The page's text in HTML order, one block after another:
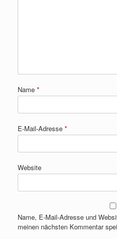
Name *
E-Mail-Adresse *
Website
Name, E-Mail-Adresse und
meinen nächsten Kommentar